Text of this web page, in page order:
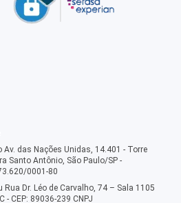
Av. das Nações Unidas, 14.401 - Torre
Santo Antônio, São Paulo/SP -
0001-80
Rua Dr. Léo de Carvalho, 74 – Sala 1105
- CEP: 89036-239 CNPJ